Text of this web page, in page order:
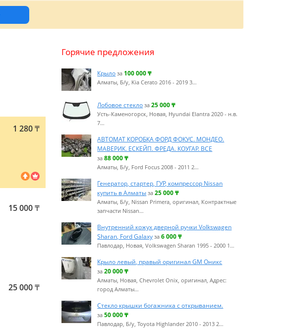
1 280₸
15 000₸
25 000₸
Горячие предложения
Крыло за 100 000₸
Алматы, Б/у, Kia Cerato 2016 - 2019 3…
Лобовое стекло за25 000₸
Усть-Каменогорск, Новая, Hyundai Elantra 2020 - н.в.
7…
АВТОМАТ КОРОБКА ФОРД ФОКУС. МОНДЕО.
МАВЕРИК. ЕСКЕЙП. ФРЕДА. КОУГАР. ВСЕ
за88 000₸
Алматы, Б/у, Ford Focus 2008 - 2011 2…
Генератор, стартер, ГУР, компрессор Nissan
купить в Алматы за25 000₸
Алматы, Б/у, Nissan Primera, оригинал, Контрактные
запчасти Nissan…
Внутренний кожух дверной ручки Volkswagen
Sharan, Ford Galaxy за6 000₸
Павлодар, Новая, Volkswagen Sharan 1995 - 2000 1…
Крыло левый, правый оригинал GM Оникс
за20 000₸
Алматы, Новая, Chevrolet Onix, оригинал, Адрес:
город Алматы…
Стекло крышки богажника с открыванием.
за50 000₸
Павлодар, Б/у, Toyota Highlander 2010 - 2013 2…